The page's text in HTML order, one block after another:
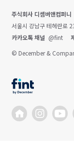
주식회사 디셈버앤컴퍼니
서울시 강남구 테헤란로
카카오톡 채널 @fint
© December &